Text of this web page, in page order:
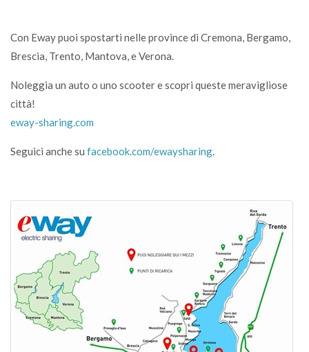
Con Eway puoi spostarti nelle province di Cremona, Bergamo,
Brescia, Trento, Mantova, e Verona.
Noleggia un auto o uno scooter e scopri queste meravigliose
città!
eway-sharing.com
Seguici anche su facebook.com/ewaysharing.